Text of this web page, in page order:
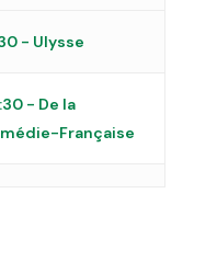
- Ulysse
- De la
Française